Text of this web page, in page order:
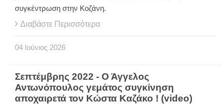
συγκέντρωση στην Κοζάνη.
Διαβάστε Περισσότερα
04 Ιούνιος 2026
Σεπτέμβρης 2022 - Ο Άγγελος
Αντωνόπουλος γεμάτος συγκίνηση
αποχαιρετά τον Κώστα Καζάκο ! (video)